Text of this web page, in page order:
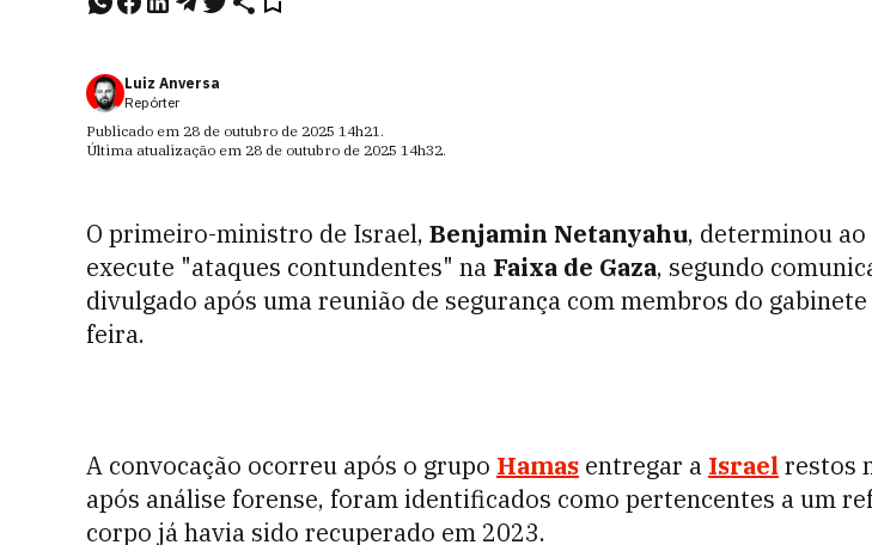
Luiz Anversa
Repórter
Publicado em 28 de outubro de 2025 14h21.
Última atualização em 28 de outubro de 2025 14h32.
O primeiro-ministro de Israel, Benjamin Netanyahu, determinou ao
execute "ataques contundentes" na Faixa de Gaza, segundo
divulgado após uma reunião de segurança com membros do
feira.
A convocação ocorreu após o grupo Hamas entregar a Israel restos
após análise forense, foram identificados como pertencentes a um
corpo já havia sido recuperado em 2023.